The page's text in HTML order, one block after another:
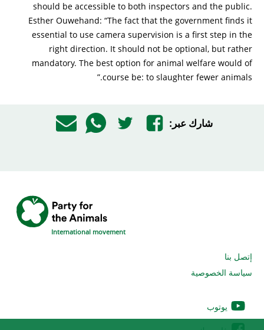
should be accessible to both inspectors and the public.
Esther Ouwehand: “The fact that the government finds it
essential to use camera supervision is a first step in the
right direction. It should not be optional, but rather
mandatory. The best option for animal welfare would of
course be: to slaughter fewer animals.”
شارك عبر:
International movement
إتصل بنا
سياسة الخصوصية
يوتوب